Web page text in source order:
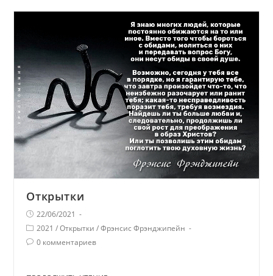
Открытки
22/06/2021
2021 / Открытки / Фрэнсис Фрэнджипейн
0 комментариев